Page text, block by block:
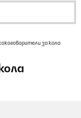
за кола